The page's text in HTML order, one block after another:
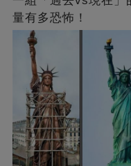
量有多恐怖！